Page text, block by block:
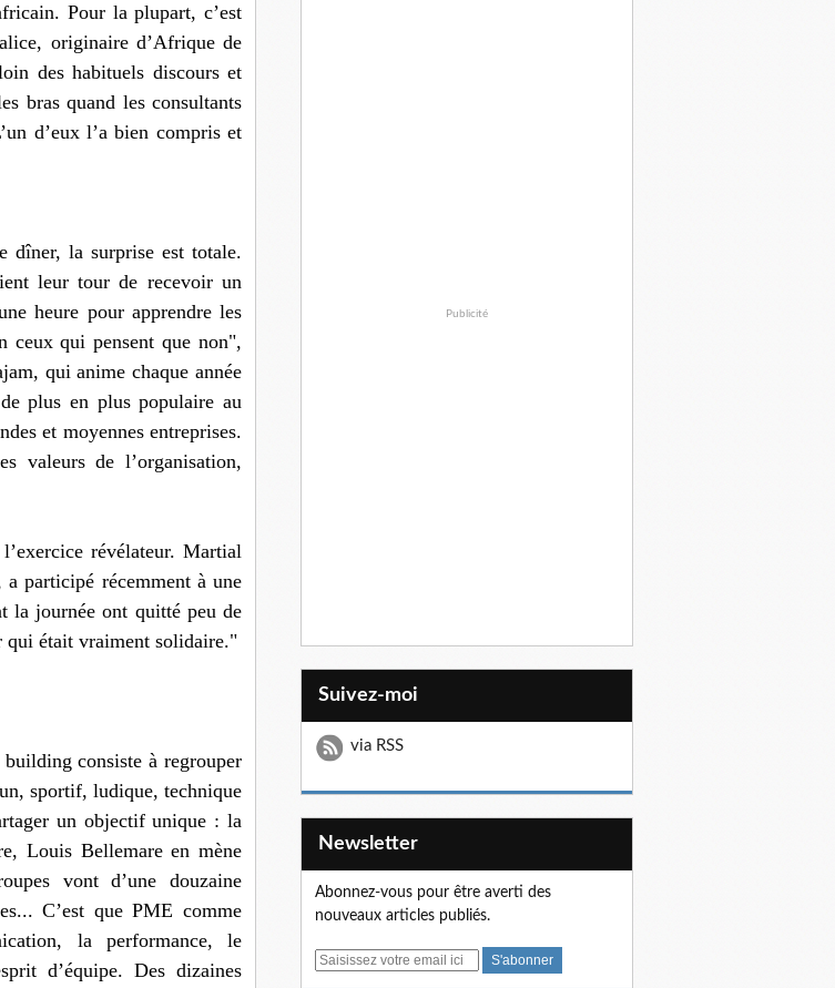
Pour la plupart, c’est
originaire d’Afrique de
des habituels discours et
bras quand les consultants
d’eux l’a bien compris et
dîner, la surprise est totale.
leur tour de recevoir un
heure pour apprendre les
ceux qui pensent que non",
qui anime chaque année
plus en plus populaire au
et moyennes entreprises.
valeurs de l’organisation,
révélateur. Martial
participé récemment à une
la journée ont quitté peu de
qui était vraiment solidaire."
consiste à regrouper
sportif, ludique, technique
un objectif unique : la
Louis Bellemare en mène
vont d’une douzaine
C’est que PME comme
la performance, le
d’équipe. Des dizaines
Publicité
Suivez-moi
via RSS
Newsletter
Abonnez-vous pour être averti des
nouveaux articles publiés.
E